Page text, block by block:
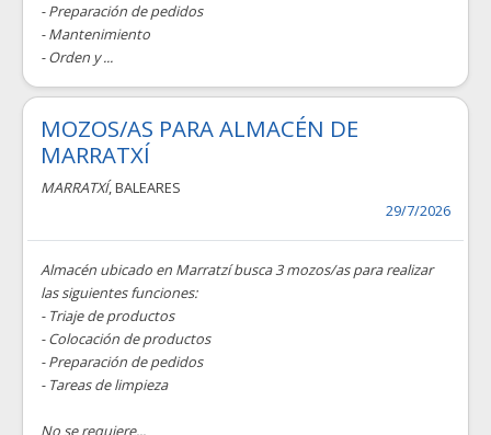
- Preparación de pedidos
- Mantenimiento
- Orden y ...
MOZOS/AS PARA ALMACÉN DE
MARRATXÍ
MARRATXÍ, BALEARES
29/7/2026
Almacén ubicado en Marratzí busca 3 mozos/as para realizar
las siguientes funciones:
- Triaje de productos
- Colocación de productos
- Preparación de pedidos
- Tareas de limpieza
No se requiere...